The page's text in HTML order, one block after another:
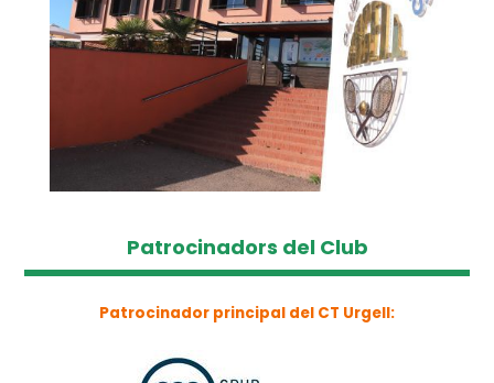
Patrocinadors del Club
Patrocinador principal del CT Urgell: